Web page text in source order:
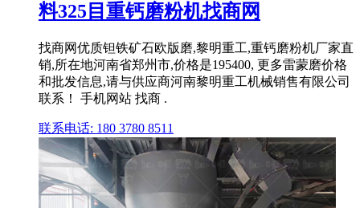
料325目重钙磨粉机找商网
找商网优质钽铁矿石欧版磨,黎明重工,重钙磨粉机厂家直
销,所在地河南省郑州市,价格是195400, 更多雷蒙磨价格
和批发信息,请与供应商河南黎明重工机械销售有限公司
联系！ 手机网站 找商 .
联系电话: 180 3780 8511